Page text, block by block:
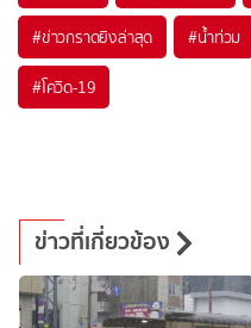
#ข่าวกราดยิงล่าสุด #น้ำท่วม
#โควิด-19
ข่าวที่เกี่ยวข้อง